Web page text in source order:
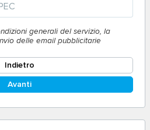
generali del servizio, la
delle email pubblicitarie
Indietro
Avanti